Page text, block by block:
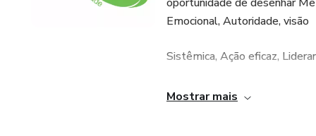
Emocional, Autoridade, visão
Sistêmica, Ação eficaz,
Partindo das experiências
Mostrar mais